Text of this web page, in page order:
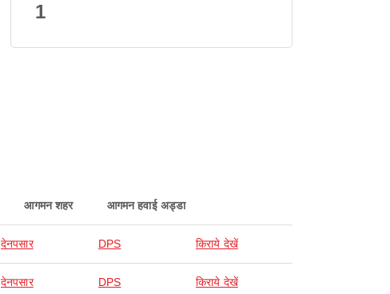
1
आगमन शहर आगमन हवाई अड्डा
देनपसार DPS किराये देखें
देनपसार DPS किराये देखें